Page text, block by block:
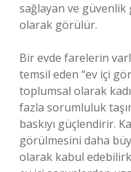
sağlayan ve
olarak görülür.
Bir evde farelerin
temsil eden “ev içi
toplumsal olarak
fazla sorumluluk
baskıyı güçlendirir.
görülmesini daha
olarak kabul